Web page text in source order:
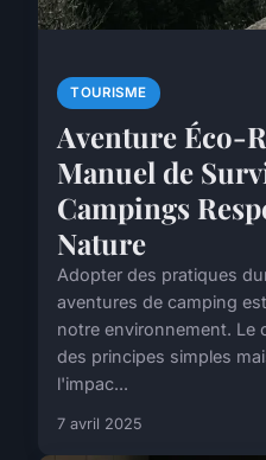
TOURISME
Aventure Éco-
Manuel de
Campings
Nature
Adopter des pratiques
aventures de camping
notre environnement. Le
des principes simples
l'impac...
7 avril 2025